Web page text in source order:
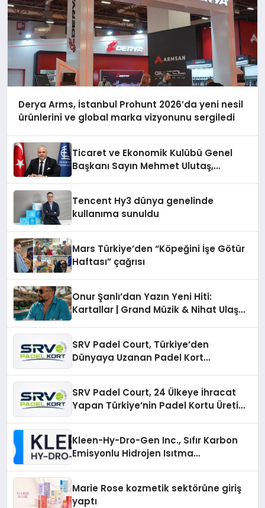
Derya Arms, İstanbul Prohunt 2026’da yeni nesil
ürünlerini ve global marka vizyonunu sergiledi
Ticaret ve Ekonomik Kulübü Genel
Başkanı Sayın Mehmet Ulutaş,
Tencent Hy3 dünya genelinde
kullanıma sunuldu
Mars Türkiye’den “Köpeğini İşe Götür
Haftası” çağrısı
Onur Şanlı’dan Yazın Yeni Hiti:
Kartallar | Grand Müzik & Nihat Ulaş
SRV Padel Court, Türkiye’den
Dünyaya Uzanan Padel Kort
SRV Padel Court, 24 Ülkeye İhracat
Yapan Türkiye’nin Padel Kortu Üretim
Kleen-Hy-Dro-Gen Inc., Sıfır Karbon
Emisyonlu Hidrojen Isıtma
Marie Rose kozmetik sektörüne giriş
yaptı